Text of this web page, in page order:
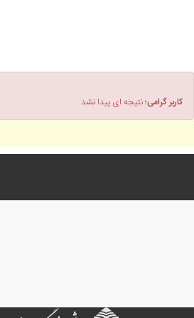
کاربر گرامی؛نتیجه ای پیدا نشد